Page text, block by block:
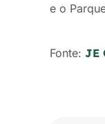
e o
Fonte: JE